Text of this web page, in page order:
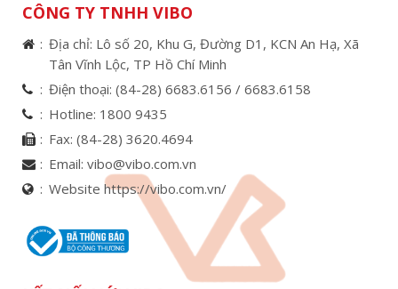
CÔNG TY TNHH VIBO
Địa chỉ: Lô số 20, Khu G, Đường D1, KCN An Hạ, Xã
Tân Vĩnh Lộc, TP Hồ Chí Minh
Điện thoại: (84-28) 6683.6156 / 6683.6158
Hotline: 1800 9435
Fax: (84-28) 3620.4694
Email: vibo@vibo.com.vn
Website https://vibo.com.vn/